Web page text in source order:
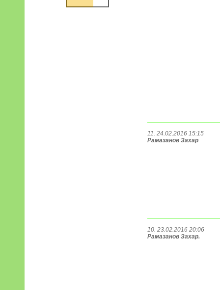
11. 24.02.2016 15:15
Рамазанов Захар
10. 23.02.2016 20:06
Рамазанов Захар.